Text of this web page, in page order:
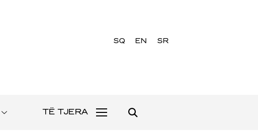
SQ EN SR
TË TJERA